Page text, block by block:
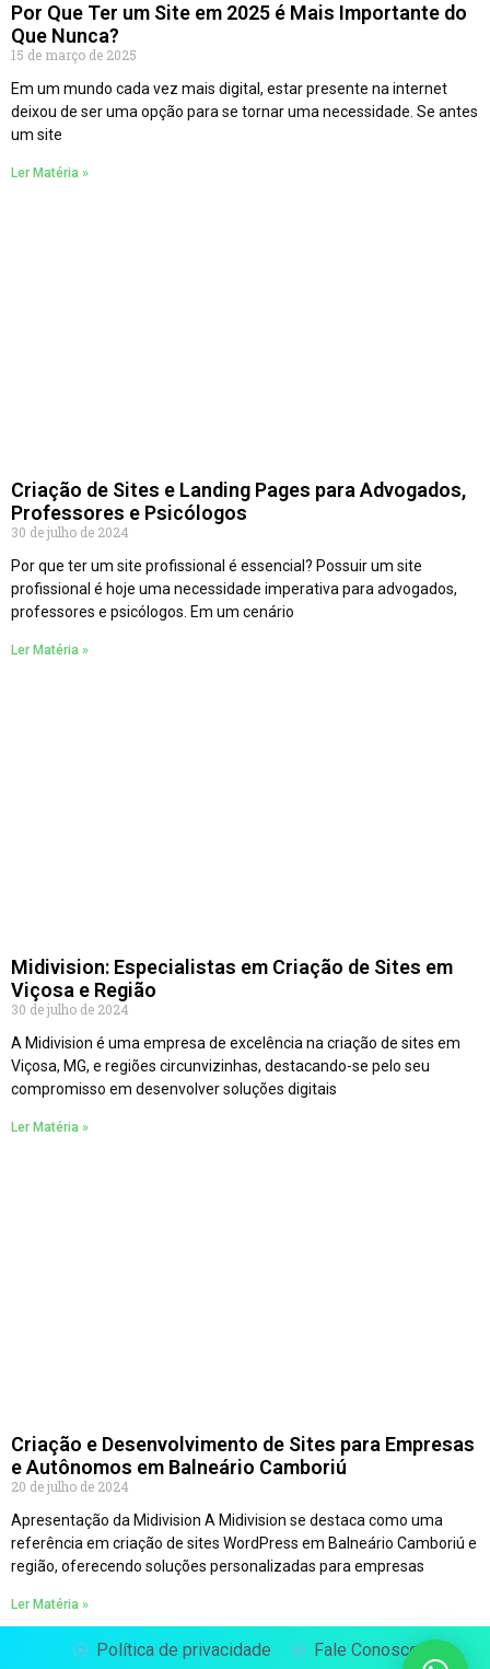
Por Que Ter um Site em 2025 é Mais Importante do
Que Nunca?
15 de março de 2025
Em um mundo cada vez mais digital, estar presente na internet
deixou de ser uma opção para se tornar uma necessidade. Se antes
um site
Ler Matéria »
Criação de Sites e Landing Pages para Advogados,
Professores e Psicólogos
30 de julho de 2024
Por que ter um site profissional é essencial? Possuir um site
profissional é hoje uma necessidade imperativa para advogados,
professores e psicólogos. Em um cenário
Ler Matéria »
Midivision: Especialistas em Criação de Sites em
Viçosa e Região
30 de julho de 2024
A Midivision é uma empresa de excelência na criação de sites em
Viçosa, MG, e regiões circunvizinhas, destacando-se pelo seu
compromisso em desenvolver soluções digitais
Ler Matéria »
Criação e Desenvolvimento de Sites para Empresas
e Autônomos em Balneário Camboriú
20 de julho de 2024
Apresentação da Midivision A Midivision se destaca como uma
referência em criação de sites WordPress em Balneário Camboriú e
região, oferecendo soluções personalizadas para empresas
Ler Matéria »
Política de privacidade Fale Conosco